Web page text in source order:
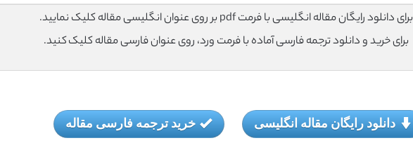
برای دانلود رایگان مقاله انگلیسی با فرمت pdf بر روی عنوان انگلیسی مقاله کلیک نمایید.
برای خرید و دانلود ترجمه فارسی آماده با فرمت ورد، روی عنوان فارسی مقاله کلیک کنید.
دانلود رایگان مقاله انگلیسی خرید ترجمه فارسی مقاله